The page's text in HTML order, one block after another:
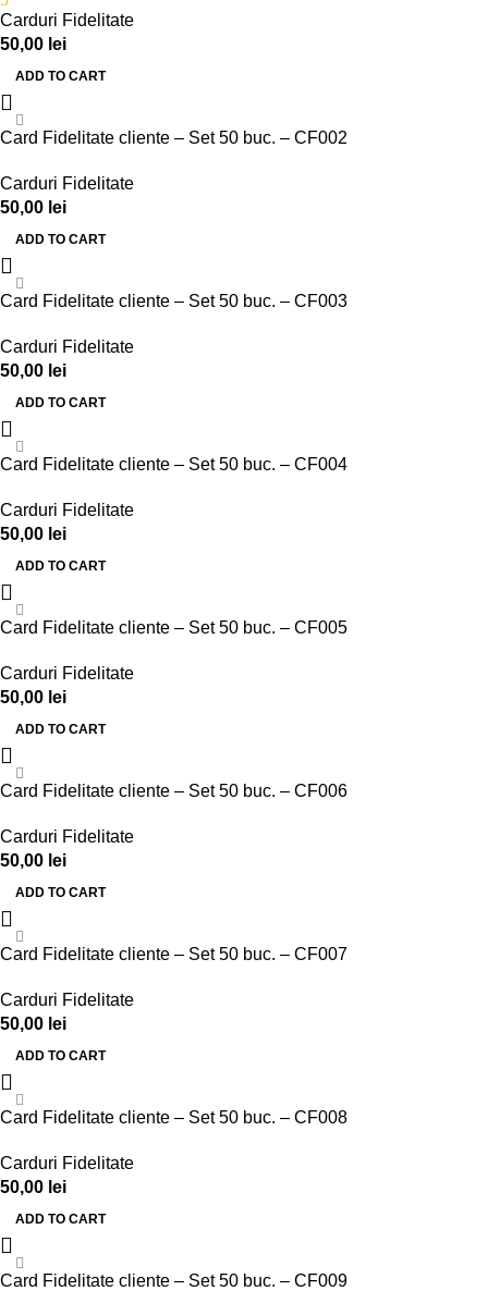
Carduri Fidelitate
50,00 lei
ADD TO CART
Card Fidelitate cliente – Set 50 buc. – CF002
Carduri Fidelitate
50,00 lei
ADD TO CART
Card Fidelitate cliente – Set 50 buc. – CF003
Carduri Fidelitate
50,00 lei
ADD TO CART
Card Fidelitate cliente – Set 50 buc. – CF004
Carduri Fidelitate
50,00 lei
ADD TO CART
Card Fidelitate cliente – Set 50 buc. – CF005
Carduri Fidelitate
50,00 lei
ADD TO CART
Card Fidelitate cliente – Set 50 buc. – CF006
Carduri Fidelitate
50,00 lei
ADD TO CART
Card Fidelitate cliente – Set 50 buc. – CF007
Carduri Fidelitate
50,00 lei
ADD TO CART
Card Fidelitate cliente – Set 50 buc. – CF008
Carduri Fidelitate
50,00 lei
ADD TO CART
Card Fidelitate cliente – Set 50 buc. – CF009